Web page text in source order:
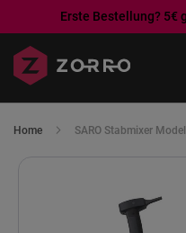
Erste Bestellung? 5€
zum
Home SARO Stabmixer